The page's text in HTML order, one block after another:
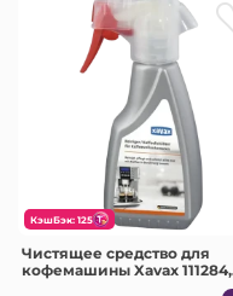
КэшБэк: 125
Чистящее средство для
кофемашины Xavax 111284,